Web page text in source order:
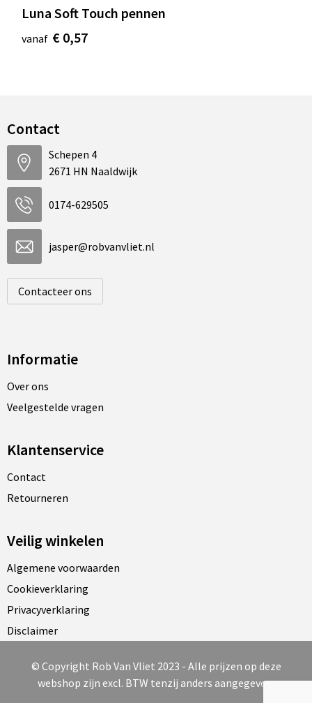
Luna Soft Touch pennen
vanaf € 0,57
Contact
Schepen 4
2671 HN Naaldwijk
0174-629505
jasper@robvanvliet.nl
Contacteer ons
Informatie
Over ons
Veelgestelde vragen
Klantenservice
Contact
Retourneren
Veilig winkelen
Algemene voorwaarden
Cookieverklaring
Privacyverklaring
Disclaimer
© Copyright Rob Van Vliet 2023 - Alle prijzen op deze
webshop zijn excl. BTW tenzij anders aangegeven.